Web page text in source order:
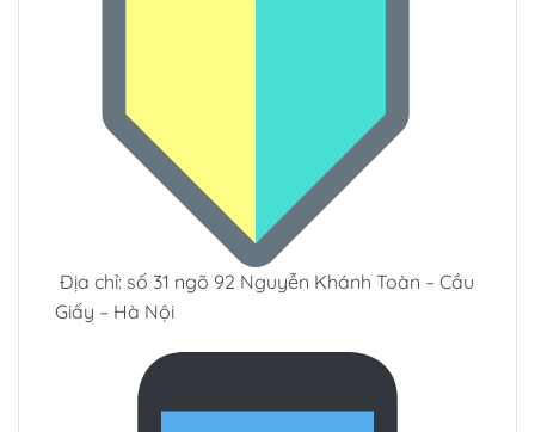
Địa chỉ: số 31 ngõ 92 Nguyễn Khánh Toàn – Cầu
Giấy – Hà Nội